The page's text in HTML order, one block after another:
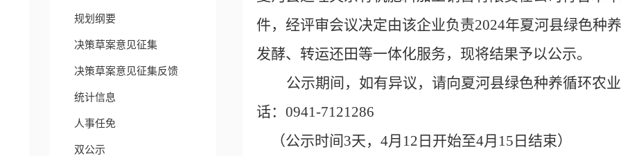
规划纲要
决策草案意见征集
决策草案意见征集反馈
统计信息
人事任免
双公示
件，经评审会议决定由该企业负责2024年夏河县绿色种
发酵、转运还田等一体化服务，现将结果予以公示。
公示期间，如有异议，请向夏河县绿色种养循环农
话： 0941-7121286
（公示时间3天，4月12日开始至4月15日结束）